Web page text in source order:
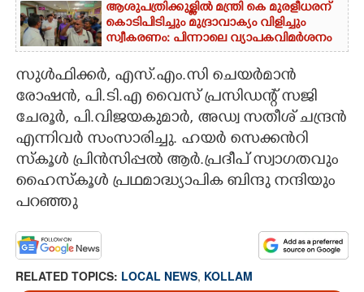
LITERATURE
ZOOM
CONTACT US
ആശുപത്രിക്കുള്ളിൽ മന്ത്രി കെ മുരളീധരന്
കൊടിപിടിച്ചും മുദ്രാവാക്യം വിളിച്ചും
സ്വീകരണം: പിന്നാലെ വ്യാപകവിമർശനം
സുൾഫിക്കർ, എസ്.എം.സി ചെയർമാൻ
രോഷൻ, പി.ടി.എ വൈസ് പ്രസിഡന്റ് സജി​
ചേരൂർ, പി.വിജയകുമാർ, അഡ്വ സതീശ് ചന്ദ്രൻ
എന്നിവർ സംസാരിച്ചു. ഹയർ സെക്കൻറി
സ്കൂൾ പ്രിൻസിപ്പൽ ആർ.പ്രദീപ് സ്വാഗതവും
ഹൈസ്കൂൾ പ്രഥമാദ്ധ്യാപിക ബിന്ദു നന്ദിയും
പറഞ്ഞു
RELATED TOPICS: LOCAL NEWS, KOLLAM